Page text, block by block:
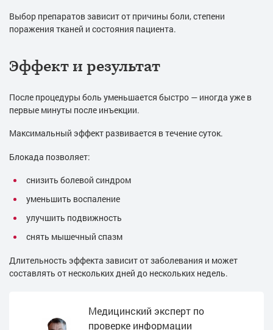
Выбор препаратов зависит от причины боли, степени
поражения тканей и состояния пациента.
Эффект и результат
После процедуры боль уменьшается быстро — иногда уже в
первые минуты после инъекции.
Максимальный эффект развивается в течение суток.
Блокада позволяет:
снизить болевой синдром
уменьшить воспаление
улучшить подвижность
снять мышечный спазм
Длительность эффекта зависит от заболевания и может
составлять от нескольких дней до нескольких недель.
Медицинский эксперт по
проверке информации